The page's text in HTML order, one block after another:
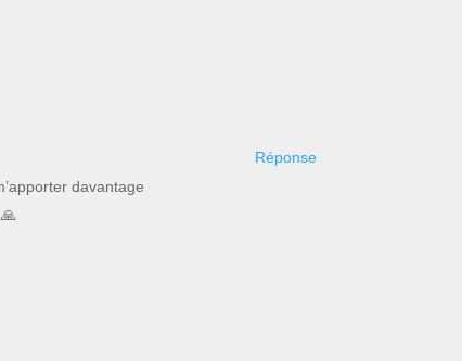
davantage
Réponse